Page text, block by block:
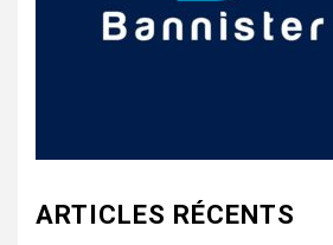
ARTICLES RÉCENTS